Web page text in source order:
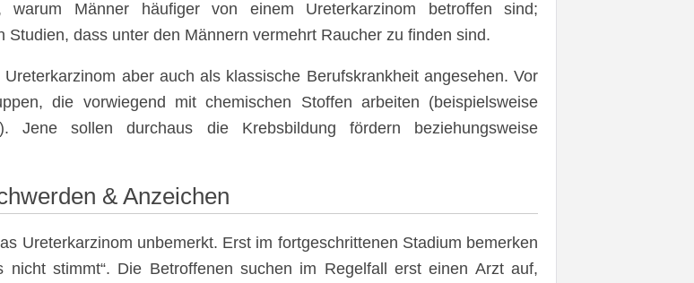
warum Männer häufiger von einem Ureterkarzinom betroffen sind;
Studien, dass unter den Männern vermehrt Raucher zu finden sind.
aber auch als klassische Berufskrankheit angesehen. Vor
die vorwiegend mit chemischen Stoffen arbeiten (beispielsweise
Jene sollen durchaus die Krebsbildung fördern beziehungsweise
& Anzeichen
Ureterkarzinom unbemerkt. Erst im fortgeschrittenen Stadium bemerken
nicht stimmt“. Die Betroffenen suchen im Regelfall erst einen Arzt auf,